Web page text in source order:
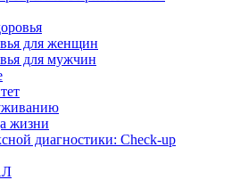
для женщин
для мужчин
жизни
диагностики: Check-up